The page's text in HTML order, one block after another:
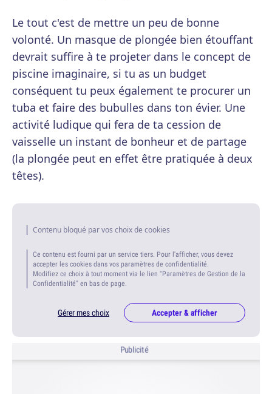
Le tout c'est de mettre un peu de bonne
volonté. Un masque de plongée bien étouffant
devrait suffire à te projeter dans le concept de
piscine imaginaire, si tu as un budget
conséquent tu peux également te procurer un
tuba et faire des bubulles dans ton évier. Une
activité ludique qui fera de ta cession de
vaisselle un instant de bonheur et de partage
(la plongée peut en effet être pratiquée à deux
têtes).
Contenu bloqué par vos choix de cookies
Ce contenu est fourni par un service tiers. Pour l'afficher, vous devez
accepter les cookies dans vos paramètres de confidentialité.
Modifiez ce choix à tout moment via le lien "Paramètres de Gestion de la
Confidentialité" en bas de page.
Gérer mes choix Accepter & afficher
Publicité